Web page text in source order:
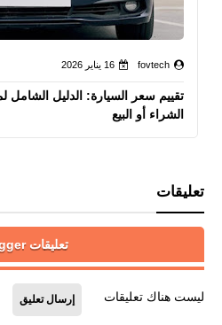
fovtech 16 يناير 2026
تقييم سعر السيارة: الدليل الشامل
الشراء أو البيع
تعليقات
تعليقات Blogger
ليست هناك تعليقات إرسال تعليق